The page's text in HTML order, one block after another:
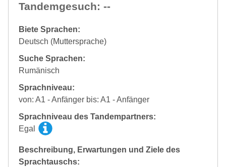
Tandemgesuch: --
Biete Sprachen:
Deutsch (Muttersprache)
Suche Sprachen:
Rumänisch
Sprachniveau:
von: A1 - Anfänger bis: A1 - Anfänger
Sprachniveau des Tandempartners:
Egal
Beschreibung, Erwartungen und Ziele des
Sprachtauschs: